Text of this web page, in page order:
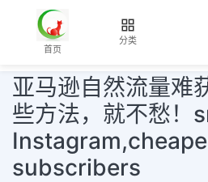
首页
分类
亚马逊自然流量难
些方法，就不愁！
subscribers